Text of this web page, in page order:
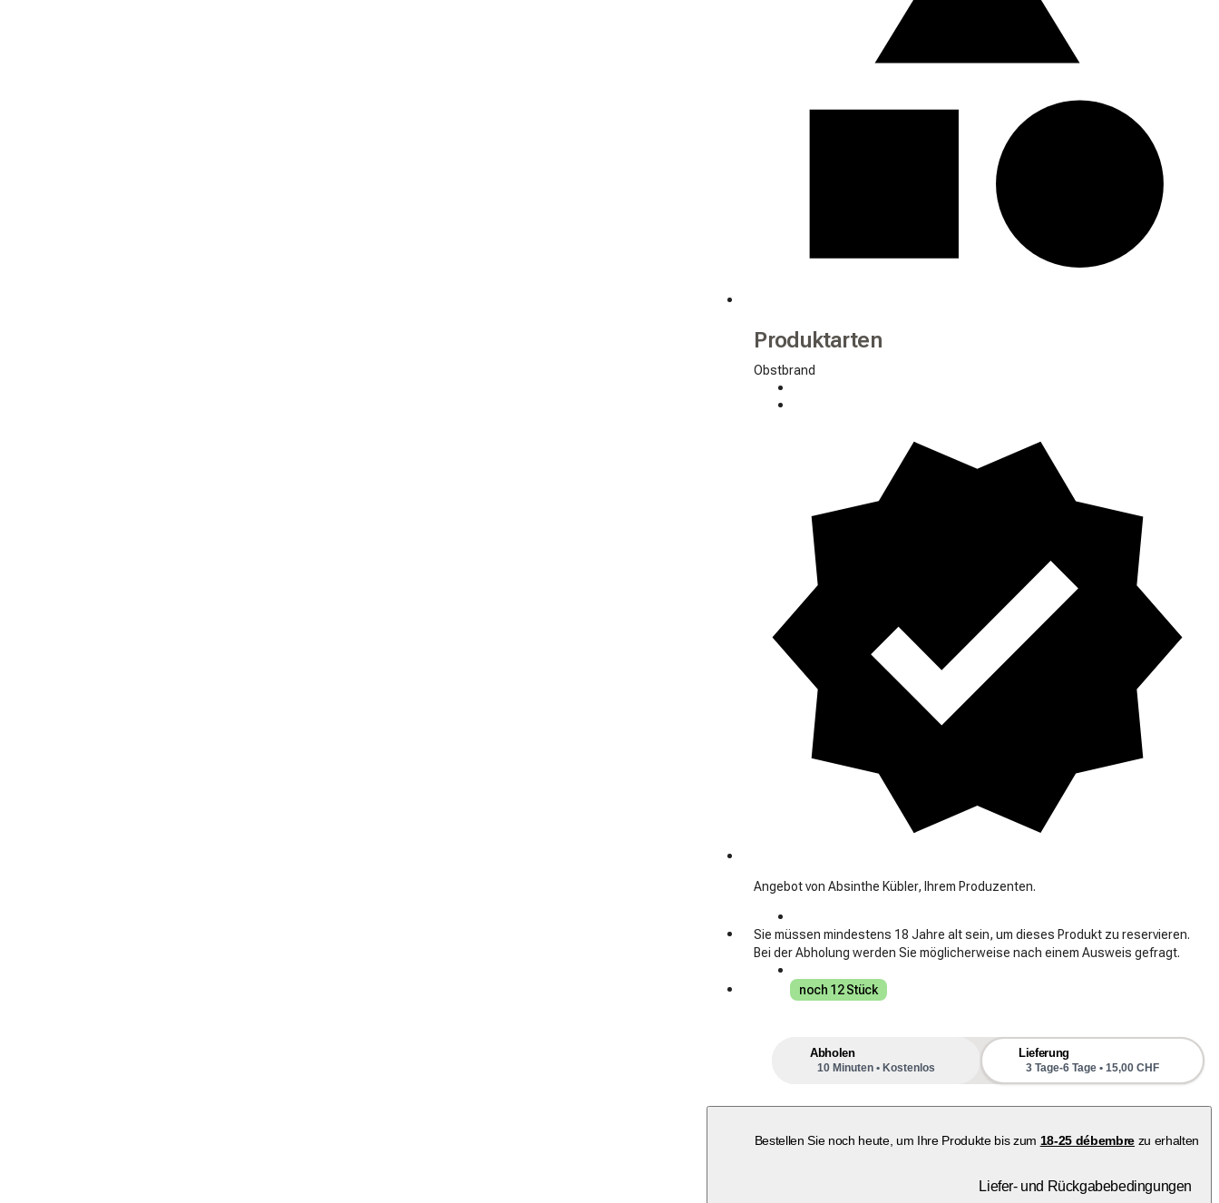
Produktarten
Obstbrand
Angebot von Absinthe Kübler, Ihrem Produzenten.
Sie müssen mindestens 18 Jahre alt sein, um dieses Produkt zu reservieren.
Bei der Abholung werden Sie möglicherweise nach einem Ausweis gefragt.
noch 12 Stück
Abholen
10 Minuten • Kostenlos
Lieferung
3 Tage-6 Tage • 15,00 CHF
Bestellen Sie noch heute, um Ihre Produkte bis zum 18-25 débembre zu erhalten
Liefer- und Rückgabebedingungen